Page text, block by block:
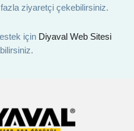
ziyaretçi çekebilirsiniz.
için Diyaval Web Sitesi